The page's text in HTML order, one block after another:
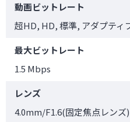
動画ビットレート
超HD, HD, 標準, アダプティ
最大ビットレート
1.5 Mbps
レンズ
4.0mm/F1.6(固定焦点レンズ)